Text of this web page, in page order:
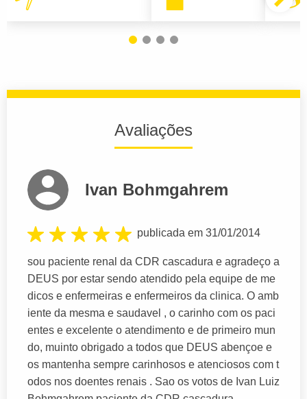
Avaliações
Ivan Bohmgahrem
publicada em 31/01/2014
sou paciente renal da CDR cascadura e agradeço a
DEUS por estar sendo atendido pela equipe de me
dicos e enfermeiras e enfermeiros da clinica. O amb
iente da mesma e saudavel , o carinho com os paci
entes e excelente o atendimento e de primeiro mun
do, muinto obrigado a todos que DEUS abençoe e
os mantenha sempre carinhosos e atenciosos com t
odos nos doentes renais . Sao os votos de Ivan Luiz